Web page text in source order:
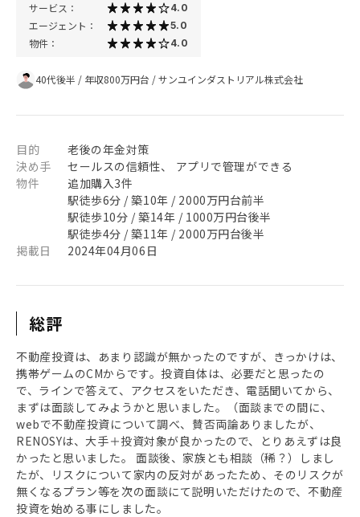
サービス： 4.0
エージェント： 5.0
物件： 4.0
40代後半 / 年収800万円台 /サンユインダストリアル株式会社
目的
老後の年金対策
決め手
セールスの信頼性、 アプリで管理ができる
物件
追加購入3件
駅徒歩6分 / 築10年 / 2000万円台前半
駅徒歩10分 / 築14年 / 1000万円台後半
駅徒歩4分 / 築11年 / 2000万円台後半
掲載日
2024年04月06日
総評
不動産投資は、あまり認識が無かったのですが、きっかけは、
携帯ゲームのCMからです。投資自体は、必要だと思ったの
で、ラインで答えて、アクセスをいただき、電話聞いてから、
まずは面談してみようかと思いました。（面談までの間に、
webで不動産投資について調べ、賛否両論ありましたが、
RENOSYは、大手＋投資対象が良かったので、とりあえずは良
かったと思いました。 面談後、家族とも相談（稀？）しまし
たが、リスクについて家内の反対があったため、そのリスクが
無くなるプラン等を次の面談にて説明いただけたので、不動産
投資を始める事にしました。